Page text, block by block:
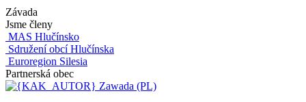
Závada
Jsme členy
MAS Hlučínsko
Sdružení obcí Hlučínska
Euroregion Silesia
Partnerská obec
Zawada (PL)